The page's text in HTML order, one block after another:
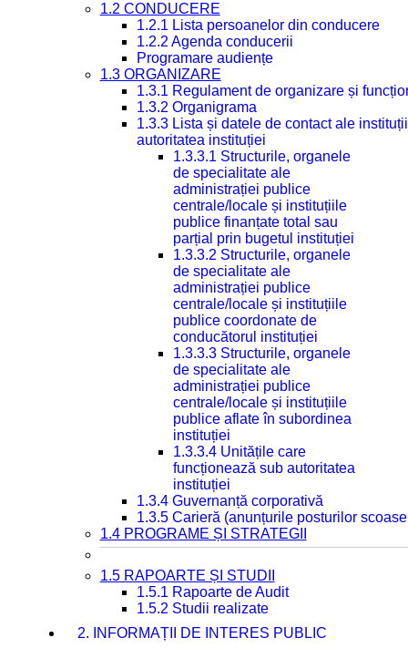
1.2 CONDUCERE
1.2.1 Lista persoanelor din conducere
1.2.2 Agenda conducerii
Programare audiențe
1.3 ORGANIZARE
1.3.1 Regulament de organizare și
1.3.2 Organigrama
1.3.3 Lista și datele de contact ale
autoritatea instituției
1.3.3.1 Structurile, organele
de specialitate ale
administrației publice
centrale/locale și instituțiile
publice finanțate total sau
parțial prin bugetul instituției
1.3.3.2 Structurile, organele
de specialitate ale
administrației publice
centrale/locale și instituțiile
publice coordonate de
conducătorul instituției
1.3.3.3 Structurile, organele
de specialitate ale
administrației publice
centrale/locale și instituțiile
publice aflate în subordinea
instituției
1.3.3.4 Unitățile care
funcționează sub autoritatea
instituției
1.3.4 Guvernanță corporativă
1.3.5 Carieră (anunțurile posturilor
1.4 PROGRAME ȘI STRATEGII
1.5 RAPOARTE ȘI STUDII
1.5.1 Rapoarte de Audit
1.5.2 Studii realizate
2. INFORMAȚII DE INTERES PUBLIC